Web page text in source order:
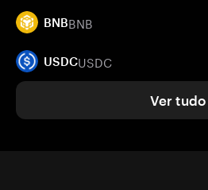
BNBBNB
USDCUSDC
Ver tudo